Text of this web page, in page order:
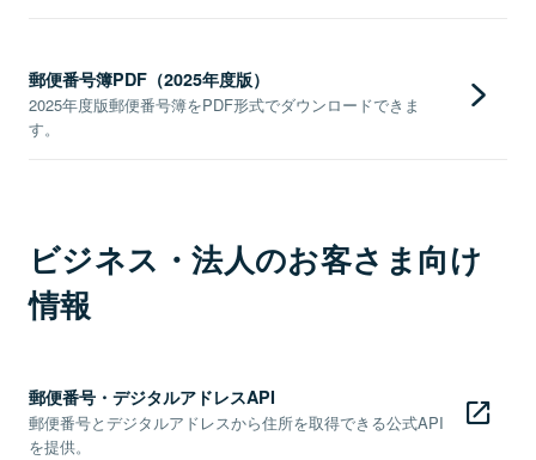
郵便番号簿PDF（2025年度版）
2025年度版郵便番号簿をPDF形式でダウンロードできま
す。
ビジネス・法人のお客さま向け
情報
郵便番号・デジタルアドレスAPI
郵便番号とデジタルアドレスから住所を取得できる公式API
を提供。